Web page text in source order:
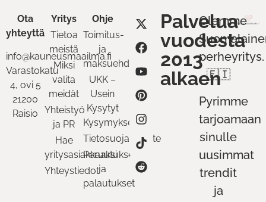
Ota
yhteyttä
info@kauneusmaailma.fi
Varastokatu
4, ovi 5
21200
Raisio
Yritys
Tietoa
meistä
Miksi
valita
meidät
Yhteistyö
ja PR
Hae
yritysasiakkaaksi
Yhteystiedot
Ohje
Toimitus-
ja
maksuehdot
UKK –
Usein
Kysytyt
Kysymykset
Tietosuojaseloste
Peruutukset
ja
palautukset
Palvelua
vuodesta
2013
alkaen
Olemme
perheyritys.
🇫🇮
Pyrimme
tarjoamaan
sinulle
uusimmat
trendit
ja